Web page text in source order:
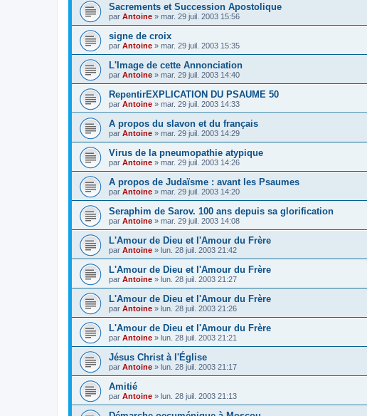
Sacrements et Succession Apostolique
par Antoine » mar. 29 juil. 2003 15:56
signe de croix
par Antoine » mar. 29 juil. 2003 15:35
L'Image de cette Annonciation
par Antoine » mar. 29 juil. 2003 14:40
RepentirEXPLICATION DU PSAUME 50
par Antoine » mar. 29 juil. 2003 14:33
A propos du slavon et du français
par Antoine » mar. 29 juil. 2003 14:29
Virus de la pneumopathie atypique
par Antoine » mar. 29 juil. 2003 14:26
A propos de Judaïsme : avant les Psaumes
par Antoine » mar. 29 juil. 2003 14:20
Seraphim de Sarov. 100 ans depuis sa glorification
par Antoine » mar. 29 juil. 2003 14:08
L'Amour de Dieu et l'Amour du Frère
par Antoine » lun. 28 juil. 2003 21:42
L'Amour de Dieu et l'Amour du Frère
par Antoine » lun. 28 juil. 2003 21:27
L'Amour de Dieu et l'Amour du Frère
par Antoine » lun. 28 juil. 2003 21:26
L'Amour de Dieu et l'Amour du Frère
par Antoine » lun. 28 juil. 2003 21:21
Jésus Christ à l'Église
par Antoine » lun. 28 juil. 2003 21:17
Amitié
par Antoine » lun. 28 juil. 2003 21:13